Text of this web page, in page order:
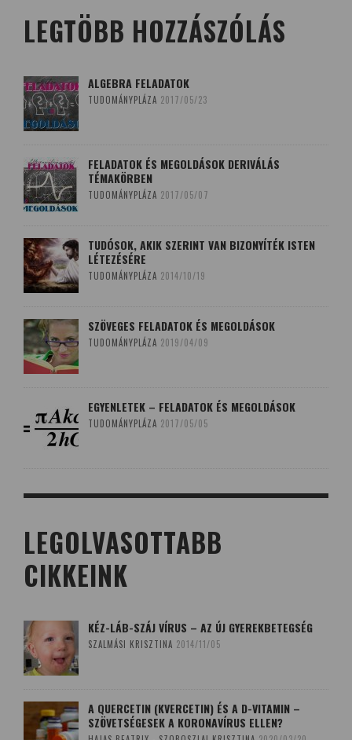
LEGTÖBB HOZZÁSZÓLÁS
ALGEBRA FELADATOK
TUDOMÁNYPLÁZA 2017/05/23
FELADATOK ÉS MEGOLDÁSOK DERIVÁLÁS
TÉMAKÖRBEN
TUDOMÁNYPLÁZA 2017/05/07
TUDÓSOK, AKIK SZERINT VAN BIZONYÍTÉK ISTEN
LÉTEZÉSÉRE
TUDOMÁNYPLÁZA 2014/10/19
SZÖVEGES FELADATOK ÉS MEGOLDÁSOK
TUDOMÁNYPLÁZA 2019/04/09
EGYENLETEK – FELADATOK ÉS MEGOLDÁSOK
TUDOMÁNYPLÁZA 2017/05/05
LEGOLVASOTTABB
CIKKEINK
KÉZ-LÁB-SZÁJ VÍRUS – AZ ÚJ GYEREKBETEGSÉG
SZALMÁSI KRISZTINA 2014/11/05
A QUERCETIN (KVERCETIN) ÉS A D-VITAMIN –
SZÖVETSÉGESEK A KORONAVÍRUS ELLEN?